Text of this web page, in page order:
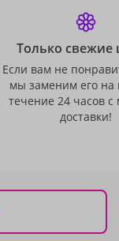
Только свежие
Если вам не
мы заменим его на
течение 24 часов с
доставки!